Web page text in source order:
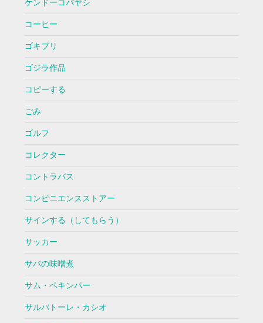
ケンドーコバヤシ
コーヒー
ゴキブリ
ゴジラ作品
コピーする
ごみ
ゴルフ
コレクター
コントラバス
コンビニエンスストアー
サインする（してもらう）
サッカー
サバの味噌煮
サム・ペキンパー
サルバトーレ・カシオ